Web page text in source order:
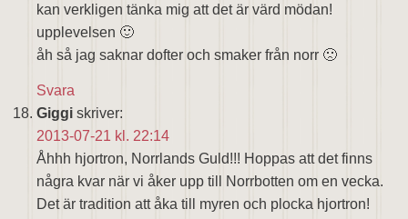
kan verkligen tänka mig att det är värd mödan!
upplevelsen 🙂
åh så jag saknar dofter och smaker från norr 🙁
Svara
Giggi skriver:
2013-07-21 kl. 22:14
Åhhh hjortron, Norrlands Guld!!! Hoppas att det finns
några kvar när vi åker upp till Norrbotten om en vecka.
Det är tradition att åka till myren och plocka hjortron!